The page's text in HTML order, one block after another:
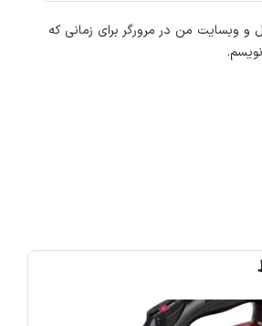
و وبسایت من در مرورگر برای زمانی که